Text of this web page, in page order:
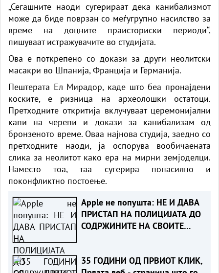
„Сегашните наоди сугерираат дека канибализмот
може да биде поврзан со меѓугрупно насилство за
време на доцните праисториски периоди“,
пишуваат истражувачите во студијата.
Ова е поткрепено со докази за други неолитски
масакри во Шпанија, Франција и Германија.
Пештерата Ел Мирадор, каде што беа пронајдени
коските, е ризница на археолошки остатоци.
Претходните откритија вклучуваат церемонијални
капи на черепи и докази за канибализам од
бронзеното време. Оваа најнова студија, заедно со
претходните наоди, ја оспорува вообичаената
слика за неолитот како ера на мирни земјоделци.
Наместо тоа, таа сугерира понасилно и
поконфликтно постоење.
Apple не попушта: НЕ И ДАВА
ПРИСТАП НА ПОЛИЦИЈАТА ДО
СОДРЖИНИТЕ НА СВОИТЕ
35 ГОДИНИ ОД ПРВИОТ КЛИК,